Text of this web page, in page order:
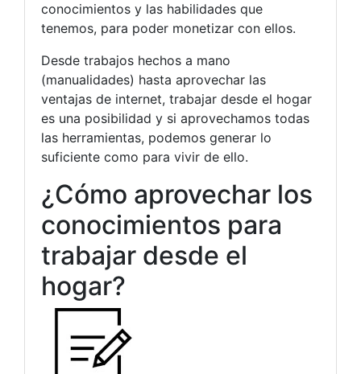
conocimientos y las habilidades que
tenemos, para poder monetizar con ellos.
Desde trabajos hechos a mano
(manualidades) hasta aprovechar las
ventajas de internet, trabajar desde el hogar
es una posibilidad y si aprovechamos todas
las herramientas, podemos generar lo
suficiente como para vivir de ello.
¿Cómo aprovechar los
conocimientos para
trabajar desde el
hogar?